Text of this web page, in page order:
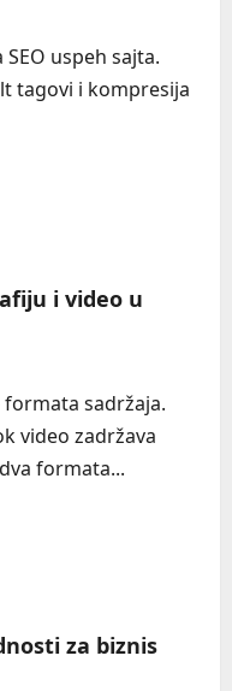
uspeh sajta.
tagovi i kompresija
i video u
sadržaja.
video zadržava
formata...
za biznis